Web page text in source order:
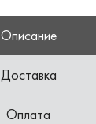
Описание
Доставка
Оплата